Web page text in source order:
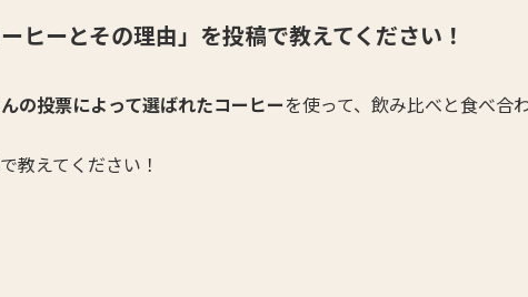
ヒーとその理由」を投稿で教えてください！
の投票によって選ばれたコーヒーを使って、飲み比べと食べ合
教えてください！